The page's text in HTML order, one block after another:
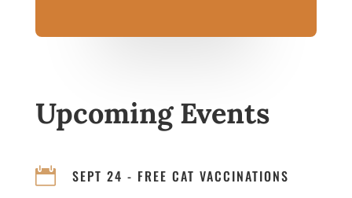
Upcoming Events
 SEPT 24 - FREE CAT VACCINATIONS